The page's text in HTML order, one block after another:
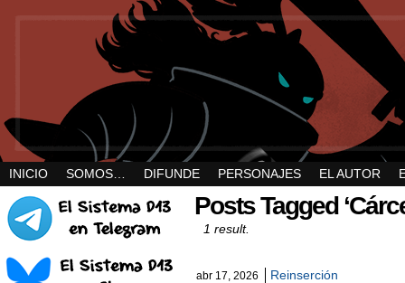
INICIO SOMOS… DIFUNDE PERSONAJES EL AUTOR
Posts Tagged
1 result.
abr 17, 2026 Reinserción